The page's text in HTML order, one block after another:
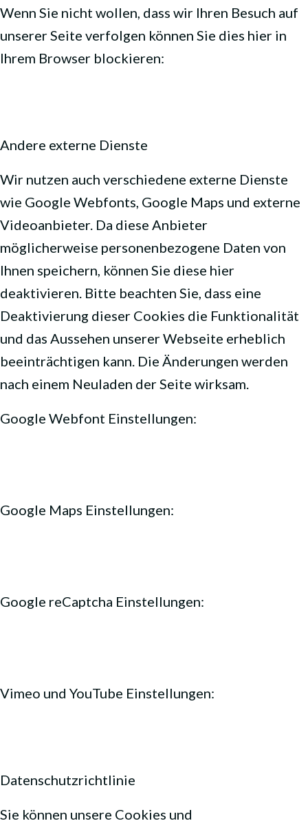
Wenn Sie nicht wollen, dass wir Ihren Besuch auf
unserer Seite verfolgen können Sie dies hier in
Ihrem Browser blockieren:
Andere externe Dienste
Wir nutzen auch verschiedene externe Dienste
wie Google Webfonts, Google Maps und externe
Videoanbieter. Da diese Anbieter
möglicherweise personenbezogene Daten von
Ihnen speichern, können Sie diese hier
deaktivieren. Bitte beachten Sie, dass eine
Deaktivierung dieser Cookies die Funktionalität
und das Aussehen unserer Webseite erheblich
beeinträchtigen kann. Die Änderungen werden
nach einem Neuladen der Seite wirksam.
Google Webfont Einstellungen:
Google Maps Einstellungen:
Google reCaptcha Einstellungen:
Vimeo und YouTube Einstellungen:
Datenschutzrichtlinie
Sie können unsere Cookies und